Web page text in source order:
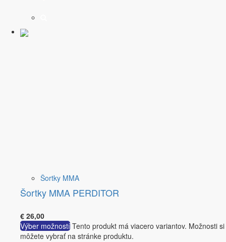
Šortky MMA
Šortky MMA PERDITOR
€ 26,00
Výber možností Tento produkt má viacero variantov. Možnosti si
môžete vybrať na stránke produktu.